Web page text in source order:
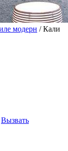
модерн / Кали
Вызвать